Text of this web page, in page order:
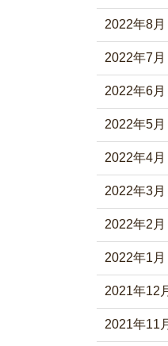
2022年8月
2022年7月
2022年6月
2022年5月
2022年4月
2022年3月
2022年2月
2022年1月
2021年12
2021年11